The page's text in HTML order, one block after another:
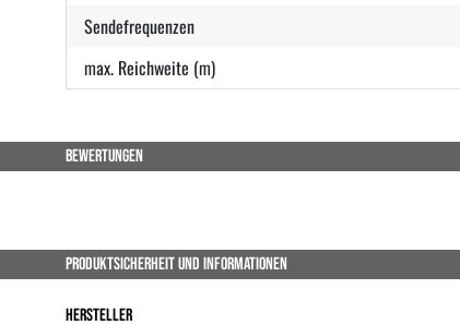
Sendefrequenzen
max. Reichweite (m)
BEWERTUNGEN
PRODUKTSICHERHEIT UND INFORMATIONEN
Hersteller